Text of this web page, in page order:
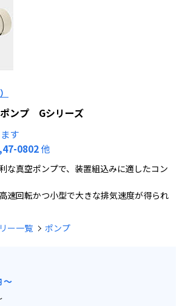
ンプ Gシリーズ
す
0802他
な真空ポンプで、装置組込みに適したコン
速回転かつ小型で大きな排気速度が得られ
ー一覧 ポンプ
～